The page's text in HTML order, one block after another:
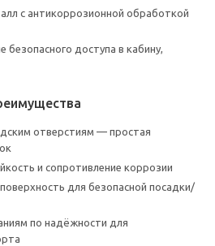
с антикоррозионной обработкой
безопасного доступа в кабину,
отверстиям — простая
и сопротивление коррозии
для безопасной посадки/
по надёжности для